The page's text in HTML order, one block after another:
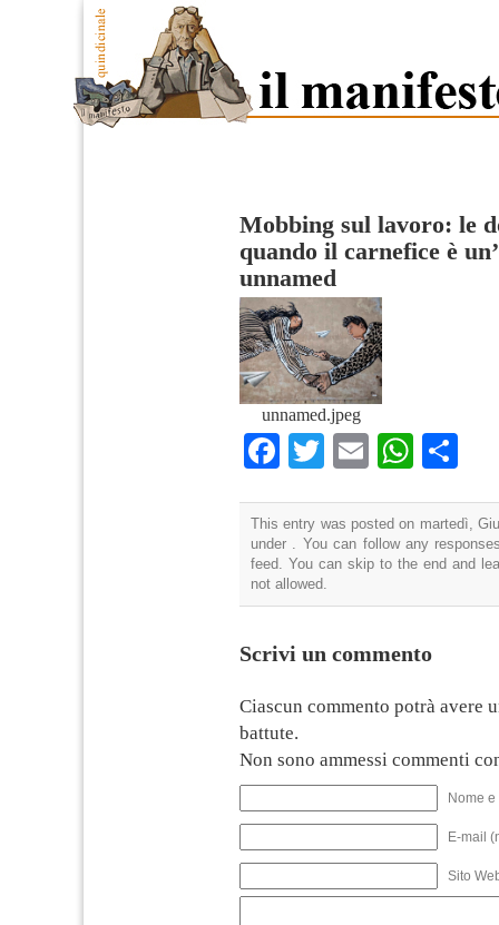
Mobbing sul lavoro: le
quando il carnefice è
unnamed
unnamed.jpeg
Facebook
TwitterEmail
This entry was posted on martedì,
under . You can follow any
feed. You can skip to the end and
not allowed.
Scrivi un commento
Ciascun commento potrà avere
battute.
Non sono ammessi commenti
Nome
E-mail
Sito